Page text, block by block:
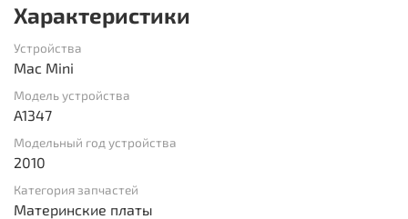
Характеристики
Устройства
Mac Mini
Модель устройства
A1347
Модельный год устройства
2010
Категория запчастей
Материнские платы